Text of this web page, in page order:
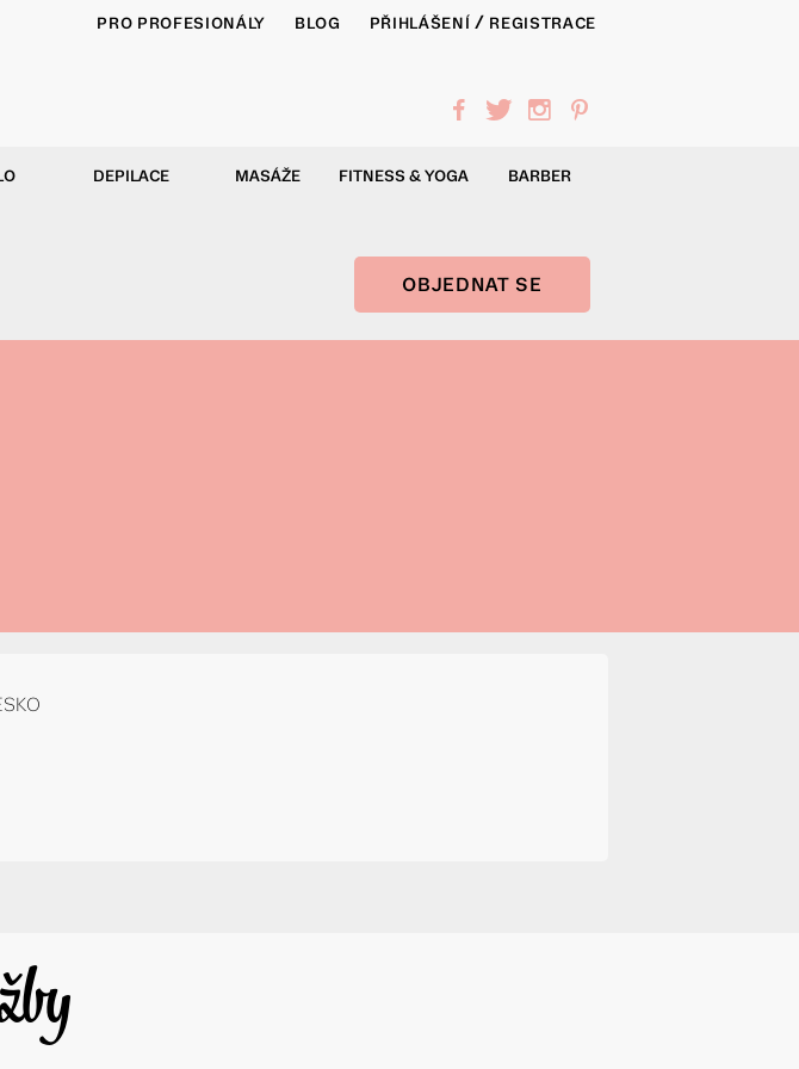
PRO PROFESIONÁLY BLOG PŘIHLÁŠENÍ / REGISTRACE
f t i p
DEPILACE MASÁŽE FITNESS & YOGA BARBER
OBJEDNAT SE